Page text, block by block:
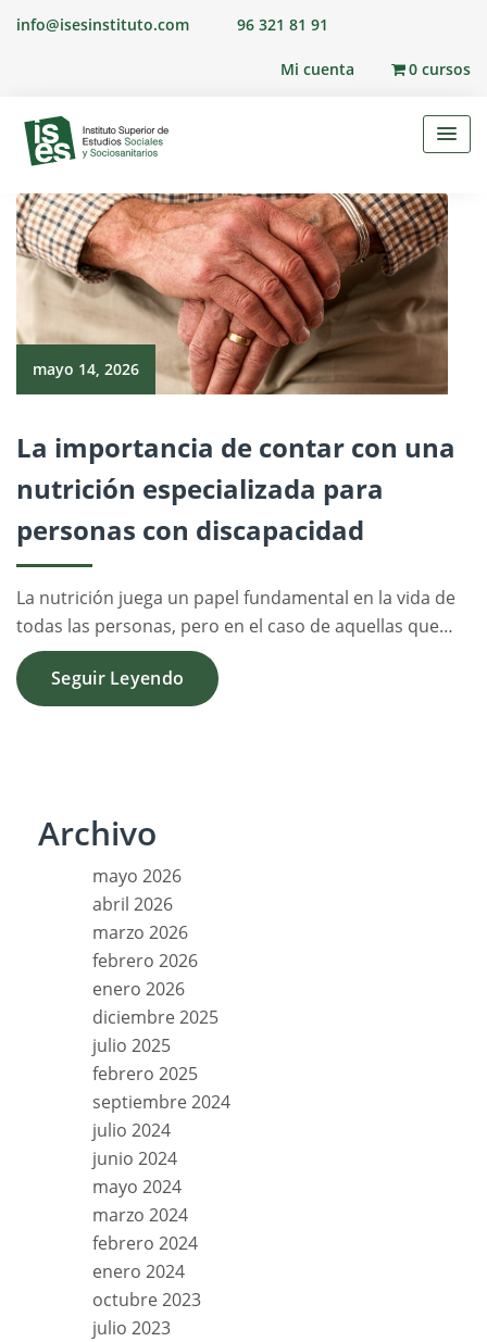
Skipinfo@isesinstituto.com 96 321 81 91
Mi cuenta 0 cursos
mayo 14, 2026
La importancia de contar con una
nutrición especializada para
personas con discapacidad
La nutrición juega un papel fundamental en la vida de
todas las personas, pero en el caso de aquellas que…
Seguir Leyendo
Archivo
mayo 2026
abril 2026
marzo 2026
febrero 2026
enero 2026
diciembre 2025
julio 2025
febrero 2025
septiembre 2024
julio 2024
junio 2024
mayo 2024
marzo 2024
febrero 2024
enero 2024
octubre 2023
julio 2023